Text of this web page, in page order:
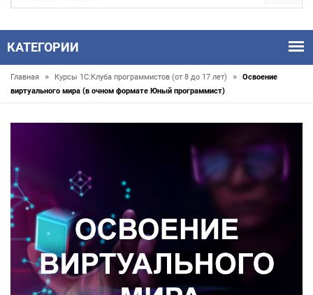
КАТЕГОРИИ
Главная » Курсы 1С:Клуба программистов (от 8 до 17 лет) »
Освоение
виртуального мира (в очном формате Юный программист)